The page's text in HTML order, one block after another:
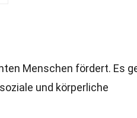
Menschen fördert. Es
und körperliche